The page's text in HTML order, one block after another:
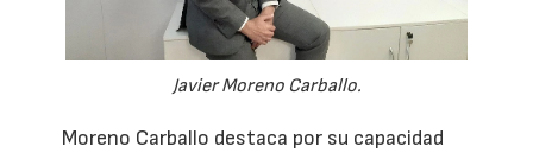
Javier Moreno Carballo.
Moreno Carballo destaca por su capacidad